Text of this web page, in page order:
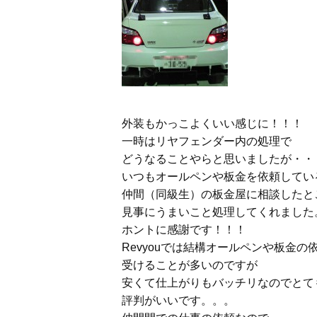
外装もかっこよくいい感じに！！！
一時はリヤフェンダー内の処理で
どうなることやらと思いましたが・・
いつもオールペンや板金を依頼してい
仲間（同級生）の板金屋に相談したと
見事にうまいこと処理してくれました
ホントに感謝です！！！
Revyouでは結構オールペンや板金の
受けることが多いのですが
安くて仕上がりもバッチリなのでとて
評判がいいです。。。